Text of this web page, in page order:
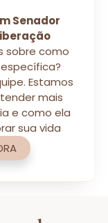
Senador
sobre como
Estamos
mais
e como ela
sua vida